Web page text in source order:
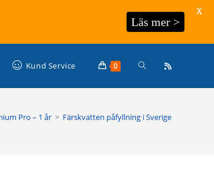
Kund Service 0 Slå
Pro – 1 år > Färskvatten påfyllning i Sverige
Läs mer >
X